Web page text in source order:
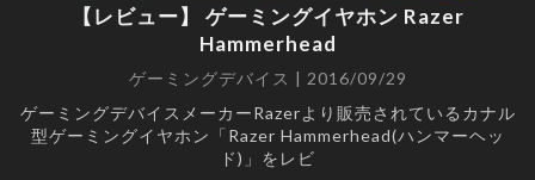
(2)
ホーム
個人情報保護方針
【レビュー】 ゲーミングイヤホン Razer
Hammerhead
ゲーミングデバイス | 2016/09/29
ゲーミングデバイスメーカーRazerより販売されているカナル
型ゲーミングイヤホン「Razer Hammerhead(ハンマーヘッ
ド)」をレビ